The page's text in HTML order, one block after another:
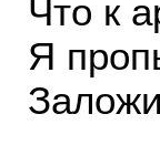
Что к
Я